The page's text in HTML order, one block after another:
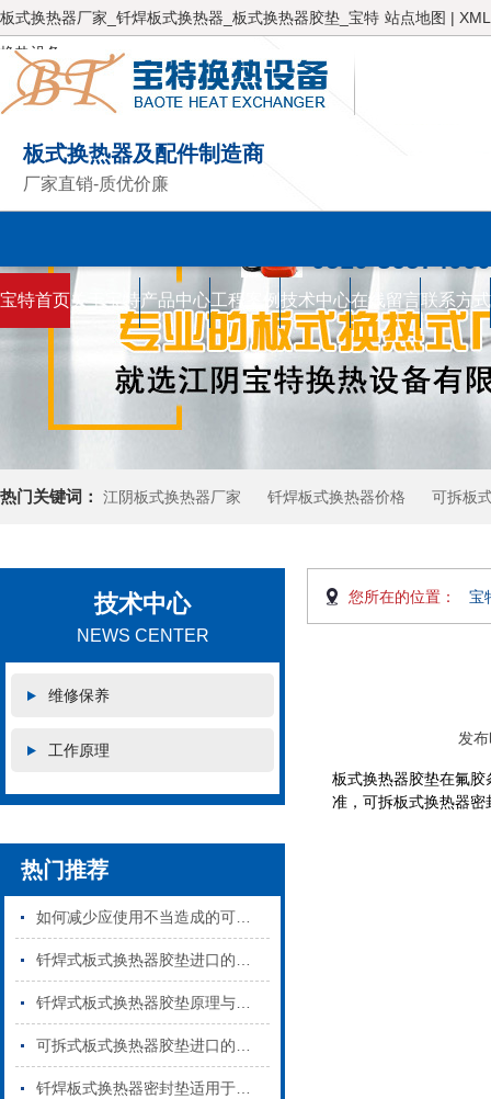
站点地图 | XML
板式换热器厂家_钎焊板式换热器_板式换热器胶垫_宝特
换热设备
板式换热器及配件制造商
厂家直销-质优价廉
0510-86574000
宝特首页关于宝特产品中心工程案例 技术中心在线留言联系方式
热门关键词： 江阴板式换热器厂家 钎焊板式换热器价格 可拆板
技术中心
NEWS CENTER
维修保养
工作原理
热门推荐
您所在的位置： 宝
发
板式换热器胶垫在氟
准，可拆板式换热器